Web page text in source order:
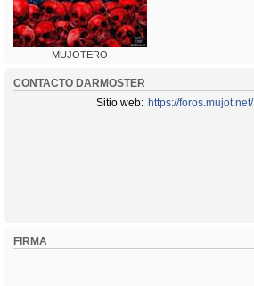
MUJOTERO
CONTACTO DARMOSTER
Sitio web: https://foros.mujot.net/
FIRMA